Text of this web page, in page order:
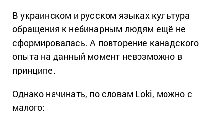
В украинском и русском языках культура
обращения к небинарным людям ещё не
сформировалась. А повторение канадского
опыта на данный момент невозможно в
принципе.
Однако начинать, по словам Loki, можно с
малого: